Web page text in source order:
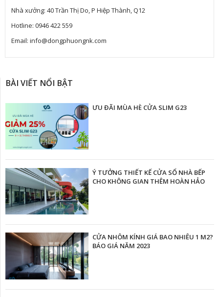
Nhà xưởng: 40 Trần Thị Do, P Hiệp Thành, Q12
Hotline: 0946 422 559
Email: info@dongphuongnk.com
BÀI VIẾT NỔI BẬT
ƯU ĐÃI MÙA HÈ CỬA SLIM G23
Ý TƯỞNG THIẾT KẾ CỬA SỔ NHÀ BẾP
CHO KHÔNG GIAN THÊM HOÀN HẢO
CỬA NHÔM KÍNH GIÁ BAO NHIÊU 1 M2?
BÁO GIÁ NĂM 2023